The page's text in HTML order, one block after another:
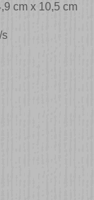
cm x 10,5 cm
s